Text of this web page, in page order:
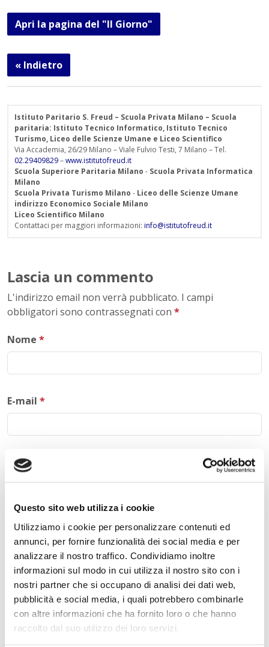
Questo sito web utilizza i cookie
Utilizziamo i cookie per personalizzare contenuti ed
annunci, per fornire funzionalità dei social media e per
analizzare il nostro traffico. Condividiamo inoltre
informazioni sul modo in cui utilizza il nostro sito con i
nostri partner che si occupano di analisi dei dati web,
pubblicità e social media, i quali potrebbero combinarle
con altre informazioni che ha fornito loro o che hanno
raccolto dal suo utilizzo dei loro servizi.
Apri la pagina del "Il Giorno"
« Indietro
Istituto Paritario S. Freud – Scuola Privata Milano – Scuola
paritaria: Istituto Tecnico Informatico, Istituto Tecnico
Turismo, Liceo delle Scienze Umane e Liceo Scientifico
Via Accademia, 26/29 Milano – Viale Fulvio Testi, 7 Milano – Tel.
02.29409829–www.istitutofreud.it
Scuola Superiore Paritaria Milano - Scuola Privata Informatica
Milano
Scuola Privata Turismo Milano - Liceo delle Scienze Umane
indirizzo Economico Sociale Milano
Liceo Scientifico Milano
Contattaci per maggiori informazioni: info@istitutofreud.it
Lascia un commento
L'indirizzo email non verrà pubblicato. I campi
obbligatori sono contrassegnati con *
Nome *
E-mail *
Commento
Acconsento al trattamento deidati personali.
INVIA COMMENTO